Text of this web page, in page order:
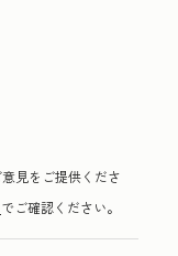
見をご提供くださ
でご確認ください。